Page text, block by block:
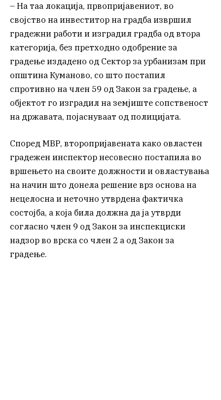
– На таа локација, првопријавениот, во
својство на инвеститор на градба извршил
градежни работи и изградил градба од втора
категорија, без претходно одобрение за
градење издадено од Сектор за урбанизам при
општина Куманово, со што постапил
спротивно на член 59 од Закон за градење, а
објектот го изградил на земјиште сопственост
на државата, појаснуваат од полицијата.
Според МВР, второпријавената како овластен
градежен инспектор несовесно постапила во
вршењето на своите должности и овластувања
на начин што донела решение врз основа на
нецелосна и неточно утврдена фактичка
состојба, а која била должна да ја утврди
согласно член 9 од Закон за инспекциски
надзор во врска со член 2 а од Закон за
градење.